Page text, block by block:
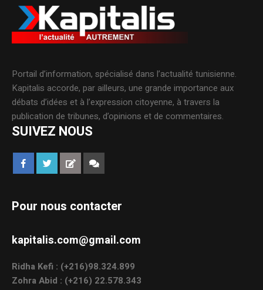
Portail d’information, spécialisé dans l’actualité tunisienne.
Kapitalis accorde, par ailleurs, une grande importance aux
débats d’idées et à l’expression citoyenne, à travers la
publication de tribunes, d’opinions et de commentaires.
SUIVEZ NOUS
Pour nous contacter
kapitalis.com@gmail.com
Ridha Kefi : (+216)98.324.899
Zohra Abid : (+216) 22.578.343